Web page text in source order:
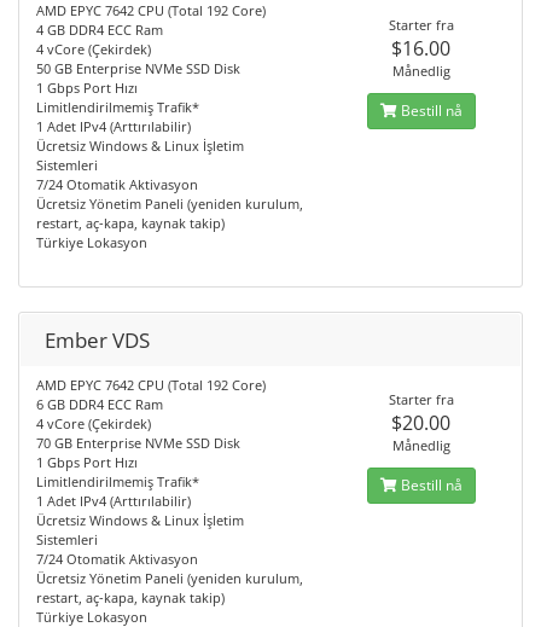
AMD EPYC 7642 CPU (Total 192 Core)
4 GB DDR4 ECC Ram
4 vCore (Çekirdek)
50 GB Enterprise NVMe SSD Disk
1 Gbps Port Hızı
Limitlendirilmemiş Trafik*
1 Adet IPv4 (Arttırılabilir)
Ücretsiz Windows & Linux İşletim
Sistemleri
7/24 Otomatik Aktivasyon
Ücretsiz Yönetim Paneli (yeniden kurulum,
restart, aç-kapa, kaynak takip)
Türkiye Lokasyon
Starter fra
$16.00
Månedlig
Bestill nå
Ember VDS
AMD EPYC 7642 CPU (Total 192 Core)
6 GB DDR4 ECC Ram
4 vCore (Çekirdek)
70 GB Enterprise NVMe SSD Disk
1 Gbps Port Hızı
Limitlendirilmemiş Trafik*
1 Adet IPv4 (Arttırılabilir)
Ücretsiz Windows & Linux İşletim
Sistemleri
7/24 Otomatik Aktivasyon
Ücretsiz Yönetim Paneli (yeniden kurulum,
restart, aç-kapa, kaynak takip)
Türkiye Lokasyon
Starter fra
$20.00
Månedlig
Bestill nå